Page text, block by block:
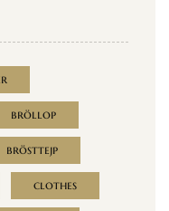
bröllop
brösttejp
clothes